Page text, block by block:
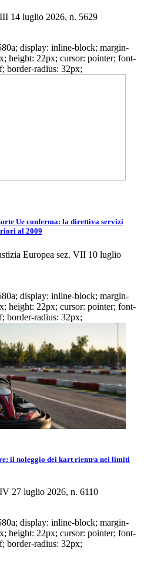
14 luglio 2026, n. 5629
display: inline-block; margin-
height: 22px; cursor: pointer; font-
border-radius: 32px;
Ue conferma: la direttiva servizi
al 2009
Europea sez. VII 10 luglio
display: inline-block; margin-
height: 22px; cursor: pointer; font-
border-radius: 32px;
il noleggio dei kart rientra nei limiti
27 luglio 2026, n. 6110
display: inline-block; margin-
height: 22px; cursor: pointer; font-
border-radius: 32px;